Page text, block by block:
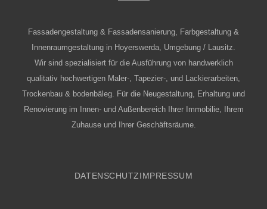
Fassadengestaltung & Fassadensanierung, Farbgestaltung &
Innenraumgestaltung in Hoyerswerda, Umgebung / Lausitz.
Wir sind spezialisiert für die Ausführung von handwerklich
qualitativ hochwertigen Maler-, Tapezier-, und Lackierarbeiten,
Trockenbau & bodenbäleg. Für die Neugestaltung, Erhaltung und
Renovierung im Innen- und Außenbereich Ihrer Immobilie, Ihrem
Zuhause und Ihrer Geschäftsräume.
DATENSCHUTZIMPRESSUM